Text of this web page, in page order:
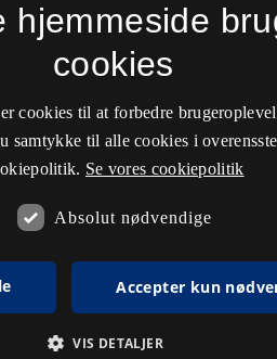
hjemmeside
cookies
cookies til at forbedre
samtykke til alle cookies i
Se vores cookiepolitik
Absolut nødvendige
Accepter kun
VIS DETALJER